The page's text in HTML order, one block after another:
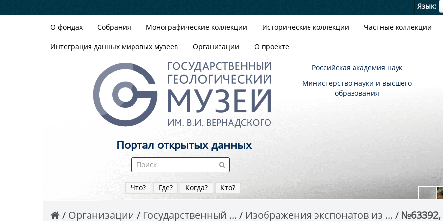
Язык
О фондах Собрания Монографические коллекции Исторические коллекции Частные коллекции
Интеграция данных мировых музеев Организации О проекте
Российская академия наук
Министерство науки и высшего
образования
Портал открытых данных
Что? Где? Когда? Кто?
Организации Государственный ... Изображения экспонатов из ...